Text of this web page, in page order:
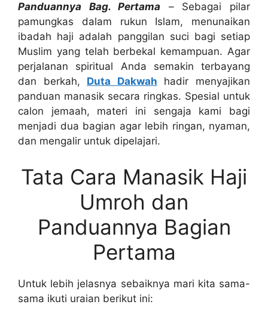
Panduannya Bag. Pertama – Sebagai pilar
pamungkas dalam rukun Islam, menunaikan
ibadah haji adalah panggilan suci bagi setiap
Muslim yang telah berbekal kemampuan. Agar
perjalanan spiritual Anda semakin terbayang
dan berkah, Duta Dakwah hadir menyajikan
panduan manasik secara ringkas. Spesial untuk
calon jemaah, materi ini sengaja kami bagi
menjadi dua bagian agar lebih ringan, nyaman,
dan mengalir untuk dipelajari.
Tata Cara Manasik Haji
Umroh dan
Panduannya Bagian
Pertama
Untuk lebih jelasnya sebaiknya mari kita sama-
sama ikuti uraian berikut ini: